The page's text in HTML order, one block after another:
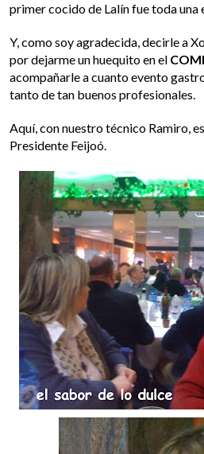
primer cocido de Lalín fue toda una
Y, como soy agradecida, decirle a
por dejarme un huequito en el
acompañarle a cuanto evento
tanto de tan buenos profesionales.
Aquí, con nuestro técnico Ramiro,
Presidente Feijoó.